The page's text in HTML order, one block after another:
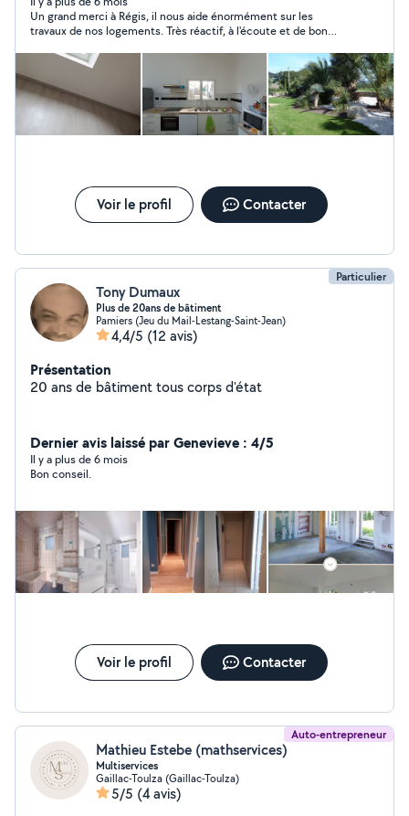
client. J'interviens pour différents petits travaux :
plomberie, bricolage, montage de meubles, réparations
diverses, entretien, dépannage et autres services du
quotidien. J'aime trouver des solutions pratiques et
réaliser un travail soigné. Fiable, ponctuel et à l'écoute,
je m'adapte facilement à vos besoins. N'hésitez pas à
me contacter pour discuter de votre projet ou de votre
Un grand merci à Régis, il nous aide énormément sur les
travaux de nos logements. Très réactif, à l'écoute et de bon
confiance !
Voir le profil Contacter
Particulier
Tony Dumaux
Plus de 20ans de bâtiment
Pamiers (Jeu du Mail-Lestang-Saint-Jean)
4,4/5 (12 avis)
Présentation
20 ans de bâtiment tous corps d'état
Dernier avis laissé par Genevieve : 4/5
Il y a plus de 6 mois
Bon conseil.
Voir le profil Contacter
Auto-entrepreneur
Mathieu Estebe (mathservices)
Multiservices
Gaillac-Toulza (Gaillac-Toulza)
5/5 (4 avis)